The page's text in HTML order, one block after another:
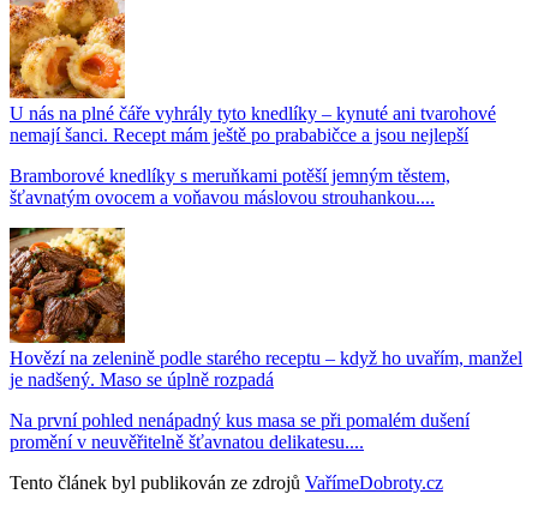
U nás na plné čáře vyhrály tyto knedlíky – kynuté ani tvarohové
nemají šanci. Recept mám ještě po prababičce a jsou nejlepší
Bramborové knedlíky s meruňkami potěší jemným těstem,
šťavnatým ovocem a voňavou máslovou strouhankou....
Hovězí na zelenině podle starého receptu – když ho uvařím, manžel
je nadšený. Maso se úplně rozpadá
Na první pohled nenápadný kus masa se při pomalém dušení
promění v neuvěřitelně šťavnatou delikatesu....
Tento článek byl publikován ze zdrojů VařímeDobroty.cz